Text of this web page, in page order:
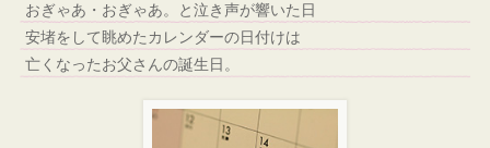
おぎゃあ・おぎゃあ。と泣き声が響いた日
安堵をして眺めたカレンダーの日付けは
亡くなったお父さんの誕生日。